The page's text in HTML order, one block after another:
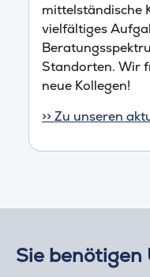
mittelständische
vielfältiges
Standorten. Wir
neue Kollegen!
>> Zu unseren
Sie